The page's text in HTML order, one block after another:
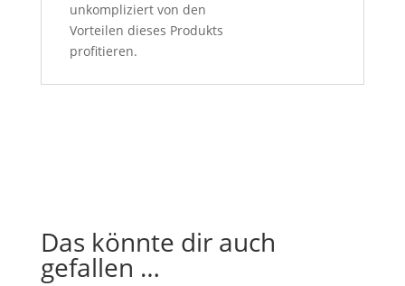
unkompliziert von den
Vorteilen dieses Produkts
profitieren.
Das könnte dir auch
gefallen …